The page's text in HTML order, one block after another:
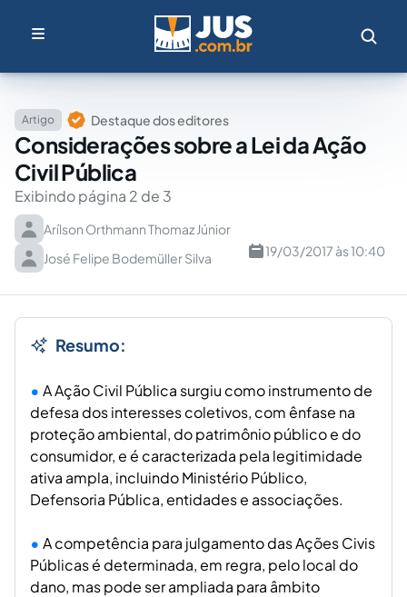
Artigo Destaque dos editores
Considerações sobre a Lei da Ação
Civil Pública
Exibindo página 2 de 3
Arílson Orthmann Thomaz Júnior
José Felipe Bodemüller Silva
19/03/2017 às 10:40
Resumo:
A Ação Civil Pública surgiu como instrumento de
defesa dos interesses coletivos, com ênfase na
proteção ambiental, do patrimônio público e do
consumidor, e é caracterizada pela legitimidade
ativa ampla, incluindo Ministério Público,
Defensoria Pública, entidades e associações.
A competência para julgamento das Ações Civis
Públicas é determinada, em regra, pelo local do
dano, mas pode ser ampliada para âmbito